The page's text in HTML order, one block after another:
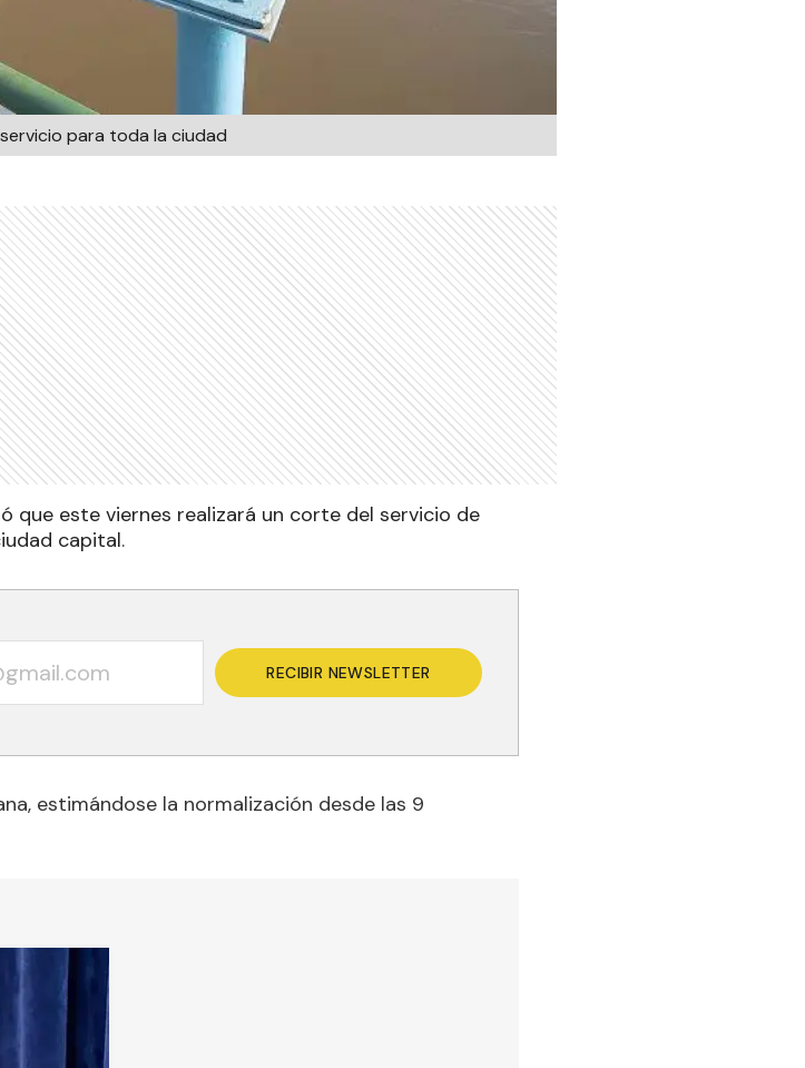
para toda la ciudad
que este viernes realizará un corte del servicio de
capital.
RECIBIR NEWSLETTER
estimándose la normalización desde las 9